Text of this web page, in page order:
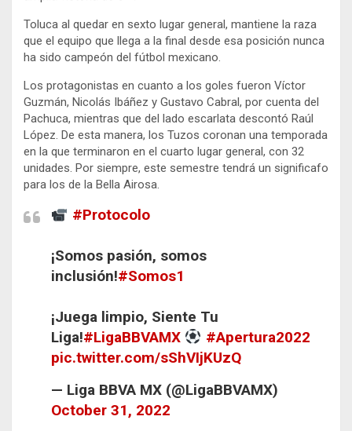
Toluca al quedar en sexto lugar general, mantiene la raza
que el equipo que llega a la final desde esa posición nunca
ha sido campeón del fútbol mexicano.
Los protagonistas en cuanto a los goles fueron Víctor
Guzmán, Nicolás Ibáñez y Gustavo Cabral, por cuenta del
Pachuca, mientras que del lado escarlata descontó Raúl
López. De esta manera, los Tuzos coronan una temporada
en la que terminaron en el cuarto lugar general, con 32
unidades. Por siempre, este semestre tendrá un significafo
para los de la Bella Airosa.
#Protocolo
¡Somos pasión, somos
inclusión!#Somos1
¡Juega limpio, Siente Tu
Liga!#LigaBBVAMX
#Apertura2022
pic.twitter.com/sShVIjKUzQ
— Liga BBVA MX (@LigaBBVAMX)
October 31, 2022